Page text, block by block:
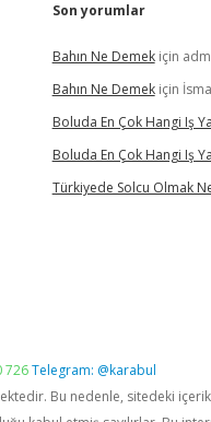
Son yorumlar
Bahın Ne Demekiçin
Bahın Ne Demekiçin
Boluda En Çok Hangi Iş
Boluda En Çok Hangi Iş
Türkiyede Solcu Olmak
726Telegram: @karabul
Bu nedenle, sitedeki